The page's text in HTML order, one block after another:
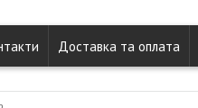
Доставка та оплата